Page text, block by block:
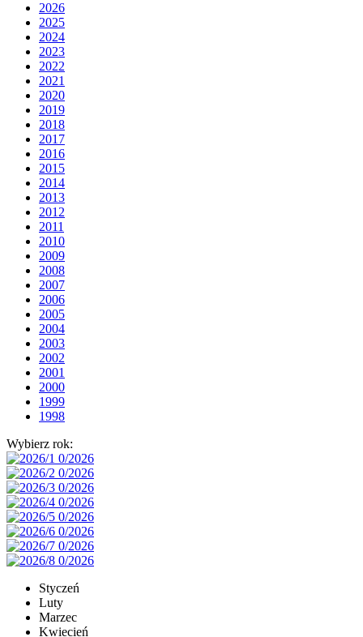
2026
2025
2024
2023
2022
2021
2020
2019
2018
2017
2016
2015
2014
2013
2012
2011
2010
2009
2008
2007
2006
2005
2004
2003
2002
2001
2000
1999
1998
Wybierz rok:
Styczeń
Luty
Marzec
Kwiecień